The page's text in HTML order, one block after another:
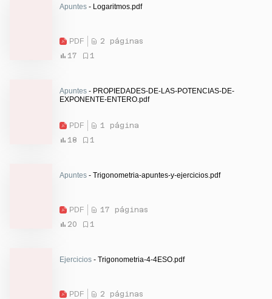
Apuntes - Logaritmos.pdf
PDF
2 páginas
17
1
Apuntes - PROPIEDADES-DE-LAS-POTENCIAS-DE-
EXPONENTE-ENTERO.pdf
PDF
1 página
18
1
Apuntes - Trigonometria-apuntes-y-ejercicios.pdf
PDF
17 páginas
20
1
Ejercicios - Trigonometria-4-4ESO.pdf
PDF
2 páginas